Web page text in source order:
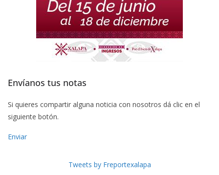
Envíanos tus notas
Si quieres compartir alguna noticia con nosotros dá clic en el
siguiente botón.
Enviar
Tweets by Freportexalapa